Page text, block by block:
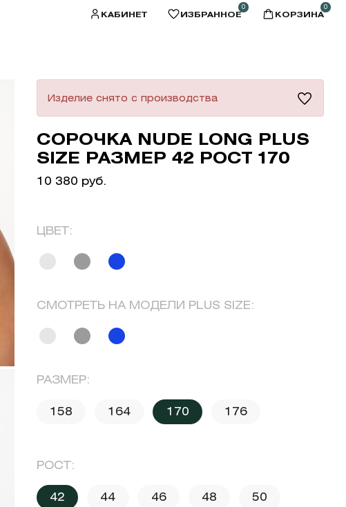
КАБИНЕТ ИЗБРАННОЕ
0
КОРЗИНА
0
Изделие снято с производства
СОРОЧКА NUDE LONG PLUS
SIZE РАЗМЕР 42 РОСТ 170
10 380 руб.
ЦВЕТ:
СМОТРЕТЬ НА МОДЕЛИ PLUS SIZE:
РАЗМЕР:
158 164 170 176
РОСТ:
42 44 46 48 50